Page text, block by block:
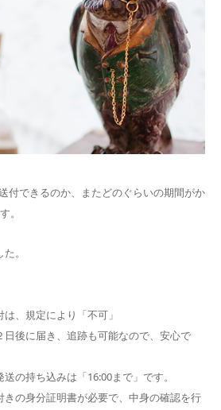
付できるのか、またどのぐらいの期間がか
。
。
、規定により「不可」
日後に届き、追跡も可能なので、安心で
送の持ち込みは「16:00まで」です。
きの身分証明書が必要で、中身の確認を行